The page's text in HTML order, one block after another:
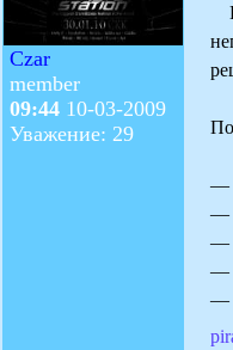
Czar
member
09:44 10-03-2009
Уважение: 29
—
—
—
—
—